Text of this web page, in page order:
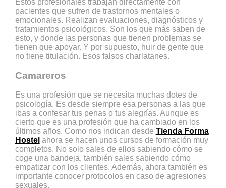
pacientes que sufren de trastornos mentales o
emocionales. Realizan evaluaciones, diagnósticos y
tratamientos psicológicos. Son los que más saben de
esto, y donde las personas que tienen problemas se
tienen que apoyar. Y por supuesto, huir de gente que
no tiene titulación. Esos falsos charlatanes.
Camareros
Es una profesión que se necesita muchas dotes de
psicología. Es desde siempre esa personas a las que
ibas a confesar tus penas o tus alegrías. Aunque es
cierto que es una profesión que ha cambiado en los
últimos años. Como nos indican desde Tienda Forma
Hostel ahora se hacen unos cursos de formación muy
completos. No solo sales de ellos sabiendo cómo se
coge una bandeja, también sales sabiendo cómo
empatizar con los clientes. Además, ahora también es
importante conocer protocolos en caso de agresiones
sexuales.